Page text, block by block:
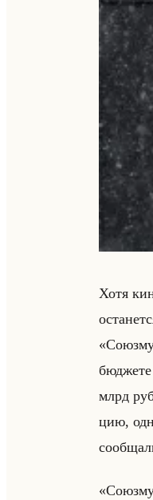
Хотя
млрд
цию,